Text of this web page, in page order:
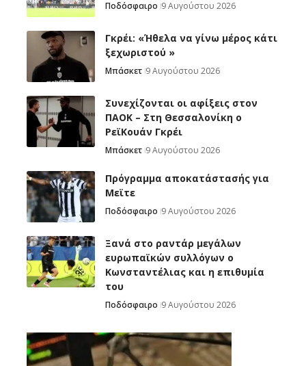
Ποδόσφαιρο 9 Αυγούστου 2026
Γκρέι: «Ήθελα να γίνω μέρος κάτι
ξεχωριστού »
Μπάσκετ 9 Αυγούστου 2026
Συνεχίζονται οι αφίξεις στον
ΠΑΟΚ – Στη Θεσσαλονίκη ο
ΡεϊΚουάν Γκρέι
Μπάσκετ 9 Αυγούστου 2026
Πρόγραμμα αποκατάστασής για
Μεϊτε
Ποδόσφαιρο 9 Αυγούστου 2026
Ξανά στο ραντάρ μεγάλων
ευρωπαϊκών συλλόγων ο
Κωνσταντέλιας και η επιθυμία
του
Ποδόσφαιρο 9 Αυγούστου 2026